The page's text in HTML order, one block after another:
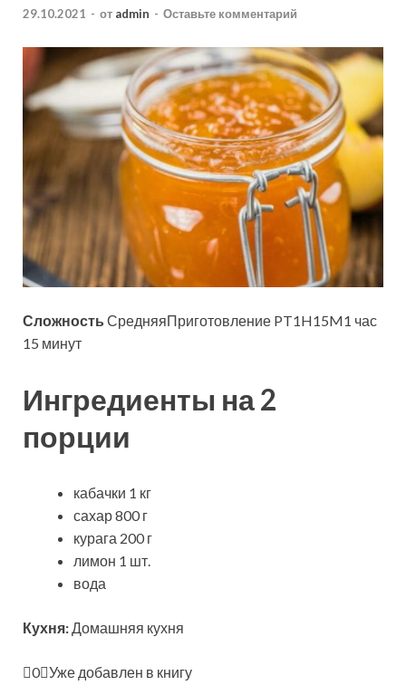
29.10.2021 - от admin - Оставьте комментарий
Сложность СредняяПриготовление PT1H15M1 час
15 минут
Ингредиенты на 2
порции
кабачки 1 кг
сахар 800 г
курага 200 г
лимон 1 шт.
вода
Кухня: Домашняя кухня
0 Уже добавлен в книгу